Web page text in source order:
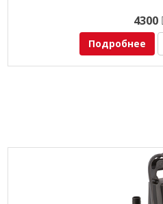
4300
Подробнее